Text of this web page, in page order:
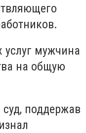
услуг мужчина
на общую
поддержав